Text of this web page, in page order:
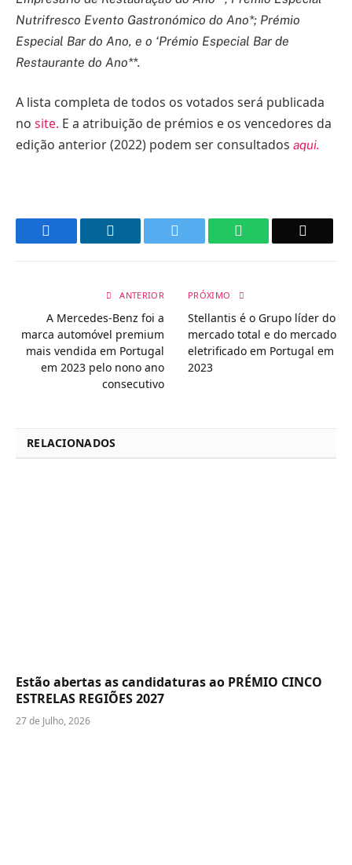
Nutrifresco Evento Gastronómico do Ano*; Prémio
Especial Bar do Ano, e o ‘Prémio Especial Bar de
Restaurante do Ano**.
A lista completa de todos os votados será publicada
no site. E a atribuição de prémios e os vencedores da
edição anterior (2022) podem ser consultados aqui.
WhatsApp
ANTERIOR
A Mercedes-Benz foi a
marca automóvel premium
mais vendida em Portugal
em 2023 pelo nono ano
consecutivo
PRÓXIMO
Stellantis é o Grupo líder do
mercado total e do mercado
eletrificado em Portugal em
2023
RELACIONADOS
Estão abertas as candidaturas ao PRÉMIO CINCO
ESTRELAS REGIÕES 2027
27 de Julho, 2026